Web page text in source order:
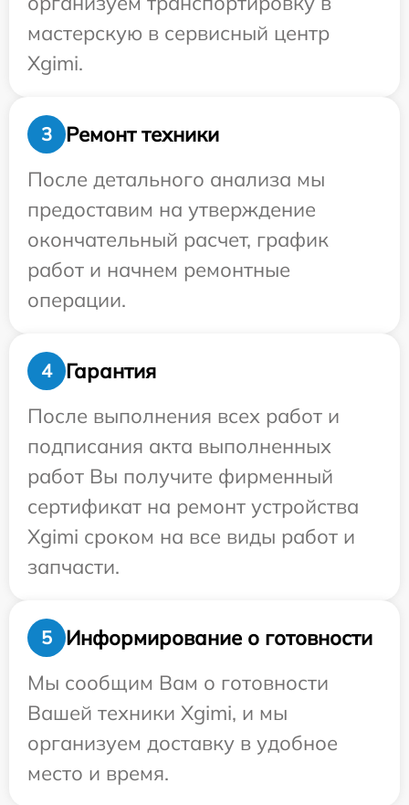
мастерскую в сервисный центр
Xgimi.
3
Ремонт техники
После детального анализа мы
предоставим на утверждение
окончательный расчет, график
работ и начнем ремонтные
операции.
4
Гарантия
После выполнения всех работ и
подписания акта выполненных
работ Вы получите фирменный
сертификат на ремонт устройства
Xgimi сроком на все виды работ и
запчасти.
5
Информирование о готовности
Мы сообщим Вам о готовности
Вашей техники Xgimi, и мы
организуем доставку в удобное
место и время.